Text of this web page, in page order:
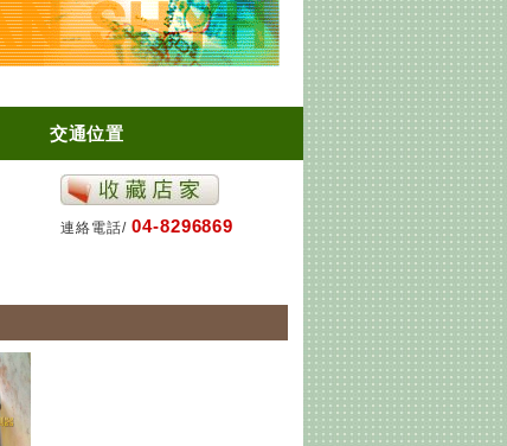
交通位置
連絡電話/ 04-8296869